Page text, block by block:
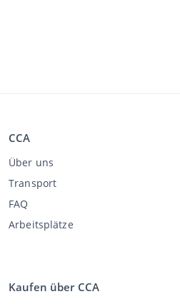
CCA
Über uns
Transport
FAQ
Arbeitsplätze
Kaufen über CCA